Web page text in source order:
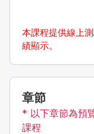
本課程提供線上
績顯示。
章節
* 以下章節為預
課程